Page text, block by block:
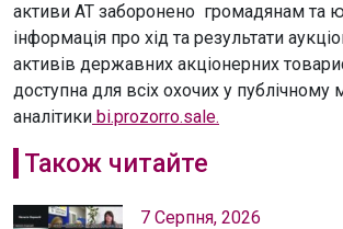
активи АТ заборонено громадянам та
інформація про хід та результати
активів державних акціонерних
доступна для всіх охочих у публічному
аналітики bi.prozorro.sale.
Також читайте
7 Серпня, 2026